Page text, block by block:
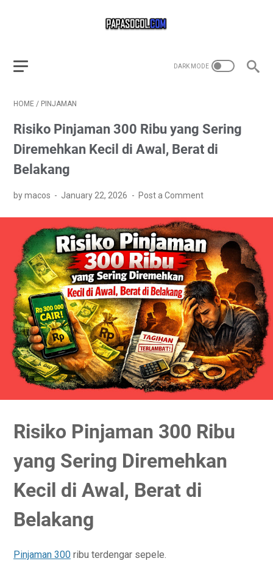
HOME / PINJAMAN
Risiko Pinjaman 300 Ribu yang Sering
Diremehkan Kecil di Awal, Berat di
Belakang
by macos January 22, 2026 Post a Comment
Risiko Pinjaman 300 Ribu
yang Sering Diremehkan
Kecil di Awal, Berat di
Belakang
Pinjaman 300 ribu terdengar sepele.